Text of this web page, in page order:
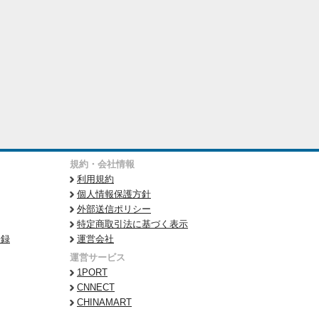
規約・会社情報
利用規約
個人情報保護方針
外部送信ポリシー
特定商取引法に基づく表示
運営会社
運営サービス
1PORT
CNNECT
CHINAMART